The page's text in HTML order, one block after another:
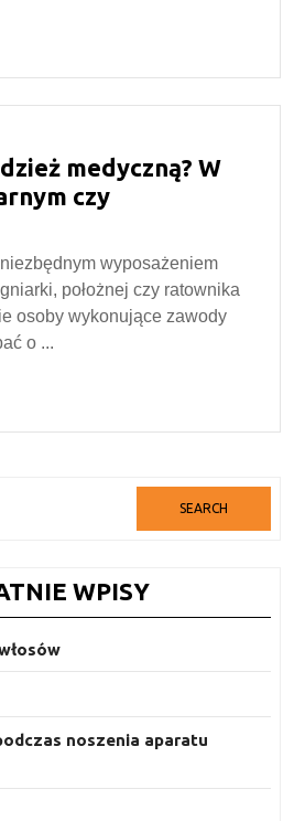
medyczną? W
czy
zamawiać wyposażeniem
położnej czy ratownika
osoby wykonujące zawody
o ...
WPISY
noszenia aparatu